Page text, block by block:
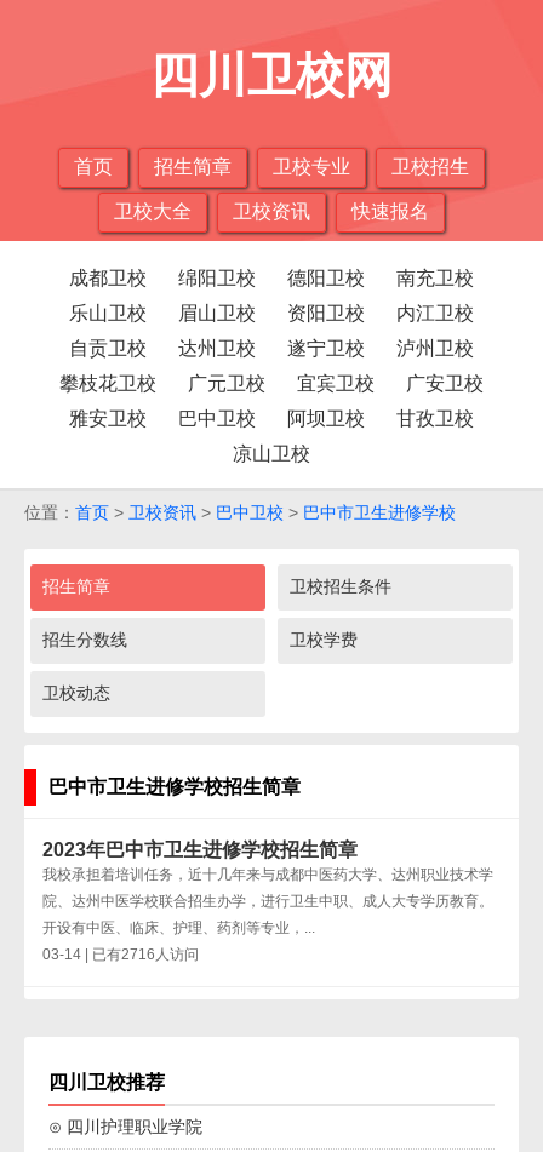
四川卫校网
首页 招生简章 卫校专业 卫校招生
卫校大全 卫校资讯 快速报名
成都卫校 绵阳卫校 德阳卫校
南充卫校
乐山卫校
眉山卫校 资阳卫校
内江卫校
自贡卫校
达州卫校 遂宁卫校
泸州卫校
攀枝花卫校
广元卫校 宜宾卫校
广安卫校
雅安卫校
巴中卫校 阿坝卫校
甘孜卫校
凉山卫校
位置： 首页 > 卫校资讯 > 巴中卫校 > 巴中市卫生进修学校
招生简章 卫校招生条件
招生分数线 卫校学费
卫校动态
巴中市卫生进修学校招生简章
2023年巴中市卫生进修学校招生简章
我校承担着培训任务，近十几年来与成都中医药大学、达州职业技术学
院、达州中医学校联合招生办学，进行卫生中职、成人大专学历教育。
开设有中医、临床、护理、药剂等专业，...
03-14 | 已有2716人访问
四川卫校推荐
⊙ 四川护理职业学院